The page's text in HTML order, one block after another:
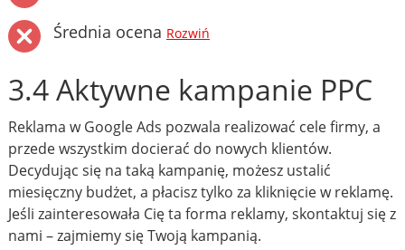
Średnia ocena Rozwiń
3.4 Aktywne kampanie PPC
Reklama w Google Ads pozwala realizować cele firmy, a
przede wszystkim docierać do nowych klientów.
Decydując się na taką kampanię, możesz ustalić
miesięczny budżet, a płacisz tylko za kliknięcie w reklamę.
Jeśli zainteresowała Cię ta forma reklamy, skontaktuj się z
nami – zajmiemy się Twoją kampanią.